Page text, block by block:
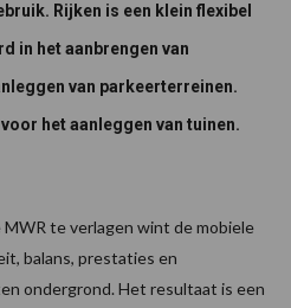
Rijken is een klein flexibel
in het aanbrengen van
van parkeerterreinen.
het aanleggen van tuinen.
te verlagen wint de mobiele
balans, prestaties en
ondergrond. Het resultaat is een